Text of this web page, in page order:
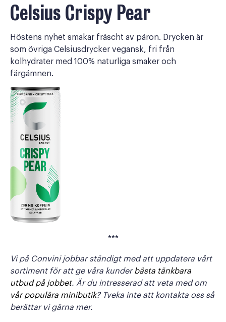
Celsius Crispy Pear
Höstens nyhet smakar fräscht av päron. Drycken är
som övriga Celsiusdrycker vegansk, fri från
kolhydrater med 100% naturliga smaker och
färgämnen.
***
Vi på Convini jobbar ständigt med att uppdatera vårt
sortiment för att ge våra kunderbästa tänkbara
utbud på jobbet. Är du intresserad att veta med om
vår populära minibutik? Tveka inte att kontakta oss så
berättar vi gärna mer.